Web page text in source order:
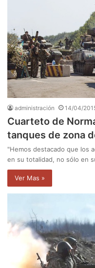
administración 14/04/
Cuarteto de
tanques de zona
"Hemos destacado que los
en su totalidad, no sólo en
Ver Mas »